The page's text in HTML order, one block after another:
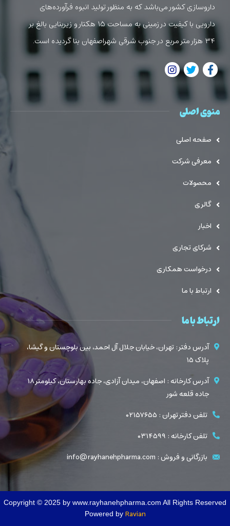
داروسازی کشور می‌باشد که به منظور تولید انبوه فرآورده‌های
دارویی با کیفیت در زمینی به مساحت ۱۵ هکتار و زیربنایی بالغ بر
۳۴ هزار متر مربع در جنوب شرقی شهراصفهان بنا گردیده است.
منوی اصلی
صفحه اصلی
معرفی شرکت
محصولات
گالری
اخبار
شرکای تجاری
درخواست همکاری
ارتباط با ما
ارتباط با ما
آدرس دفتر : تهران، خیابان جلال آل احمد، بین بلوچستان و گیشا،
پلاک ۱۵
آدرس کارخانه : اصفهان، میدان آزادی، جاده بهارستان، کیلومتر ۱۸
جاده قلعه شور
تلفن دفتر تهران : ۰۲۱۵۷۶۵۵
تلفن کارخانه : ۰۳۱۴۵۹۹
بازرگانی و فروش : info@rayhanehpharma.com
Copyright © 2025 by www.rayhanehpharma.com All Rights Reserved
Powered by Ravian